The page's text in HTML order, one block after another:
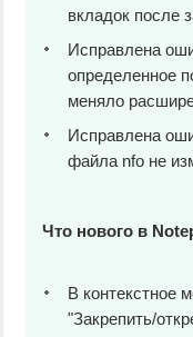
вкладок после
Исправлена
определенное
меняло
Исправлена
файла nfo не
Что нового в
В контекстное
"Закрепить/